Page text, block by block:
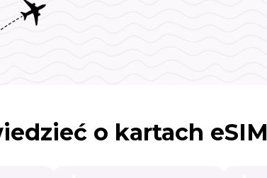
o kartach eSIM